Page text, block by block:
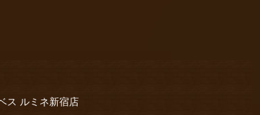
ス ルミネ新宿店